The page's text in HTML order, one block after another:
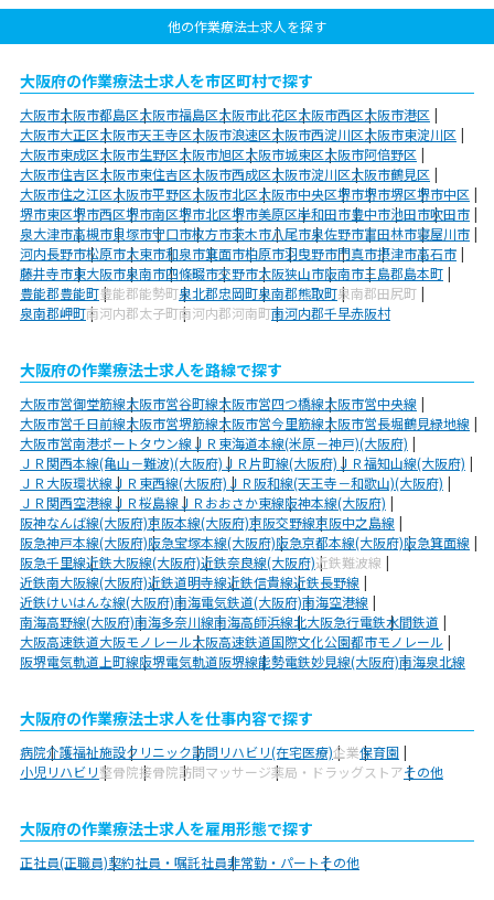
他の作業療法士求人を探す
大阪府の作業療法士求人を市区町村で探す
大阪市大阪市都島区大阪市福島区大阪市此花区大阪市西区大阪市港区
大阪市大正区大阪市天王寺区大阪市浪速区大阪市西淀川区大阪市東淀川区
大阪市東成区大阪市生野区大阪市旭区大阪市城東区大阪市阿倍野区
大阪市住吉区大阪市東住吉区大阪市西成区大阪市淀川区大阪市鶴見区
大阪市住之江区大阪市平野区大阪市北区大阪市中央区堺市堺市堺区堺市中区
堺市東区堺市西区堺市南区堺市北区堺市美原区岸和田市豊中市池田市吹田市
泉大津市高槻市貝塚市守口市枚方市茨木市八尾市泉佐野市富田林市寝屋川市
河内長野市松原市大東市和泉市箕面市柏原市羽曳野市門真市摂津市高石市
藤井寺市東大阪市泉南市四條畷市交野市大阪狭山市阪南市三島郡島本町
豊能郡豊能町豊能郡能勢町泉北郡忠岡町泉南郡熊取町泉南郡田尻町
泉南郡岬町南河内郡太子町南河内郡河南町南河内郡千早赤阪村
大阪府の作業療法士求人を路線で探す
大阪市営御堂筋線大阪市営谷町線大阪市営四つ橋線大阪市営中央線
大阪市営千日前線大阪市営堺筋線大阪市営今里筋線大阪市営長堀鶴見緑地線
大阪市営南港ポートタウン線ＪＲ東海道本線(米原－神戸)(大阪府)
ＪＲ関西本線(亀山－難波)(大阪府)ＪＲ片町線(大阪府)ＪＲ福知山線(大阪府)
ＪＲ大阪環状線ＪＲ東西線(大阪府)ＪＲ阪和線(天王寺－和歌山)(大阪府)
ＪＲ関西空港線ＪＲ桜島線ＪＲおおさか東線阪神本線(大阪府)
阪神なんば線(大阪府)京阪本線(大阪府)京阪交野線京阪中之島線
阪急神戸本線(大阪府)阪急宝塚本線(大阪府)阪急京都本線(大阪府)阪急箕面線
阪急千里線近鉄大阪線(大阪府)近鉄奈良線(大阪府)近鉄難波線
近鉄南大阪線(大阪府)近鉄道明寺線近鉄信貴線近鉄長野線
近鉄けいはんな線(大阪府)南海電気鉄道(大阪府)南海空港線
南海高野線(大阪府)南海多奈川線南海高師浜線北大阪急行電鉄水間鉄道
大阪高速鉄道大阪モノレール大阪高速鉄道国際文化公園都市モノレール
阪堺電気軌道上町線阪堺電気軌道阪堺線能勢電鉄妙見線(大阪府)南海泉北線
大阪府の作業療法士求人を仕事内容で探す
病院介護福祉施設クリニック訪問リハビリ(在宅医療)企業保育園
小児リハビリ整骨院接骨院訪問マッサージ薬局・ドラッグストアその他
大阪府の作業療法士求人を雇用形態で探す
正社員(正職員)契約社員・嘱託社員非常勤・パートその他